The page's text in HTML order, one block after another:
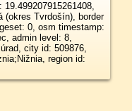
(okres Tvrdošín), border
0, osm timestamp:
admin level: 8,
city id: 509876,
region id: